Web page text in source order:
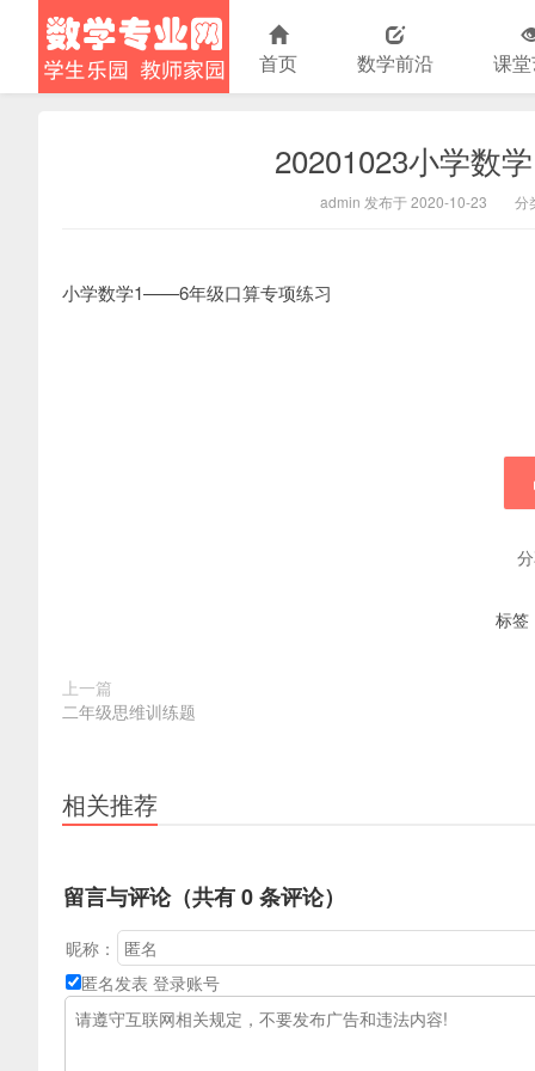
首页 数学前沿 课
20201023小学数
admin 发布于 2020-10-23 分
小学数学1——6年级口算专项练习
标签
上一篇
二年级思维训练题
相关推荐
留言与评论（共有0条评论）
昵称：
匿名发表 登录账号